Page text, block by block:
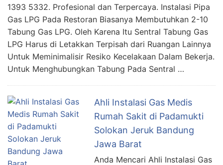
1393 5332. Profesional dan Terpercaya. Instalasi Pipa
Gas LPG Pada Restoran Biasanya Membutuhkan 2-10
Tabung Gas LPG. Oleh Karena Itu Sentral Tabung Gas
LPG Harus di Letakkan Terpisah dari Ruangan Lainnya
Untuk Meminimalisir Resiko Kecelakaan Dalam Bekerja.
Untuk Menghubungkan Tabung Pada Sentral …
Ahli Instalasi Gas Medis
Rumah Sakit di Padamukti
Solokan Jeruk Bandung
Jawa Barat
Anda Mencari Ahli Instalasi Gas